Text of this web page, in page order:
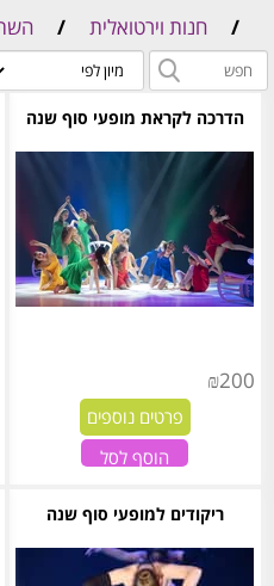
לאחר הרכישה תקבלו קישור לתיקיית גוגל
/ חנות וירטואלית /
הדרכה לקראת מופעי סוף שנה
₪200
פרטים נוספים
הוסף לסל
ריקודים למופעי סוף שנה